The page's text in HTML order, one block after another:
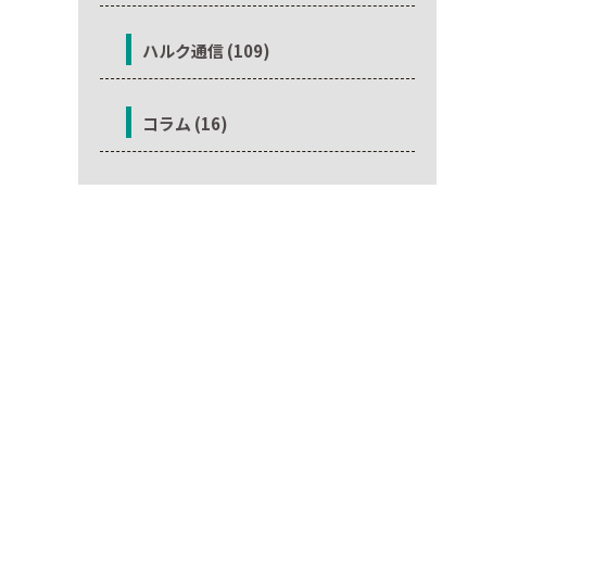
ハルク通信 (109)
コラム (16)